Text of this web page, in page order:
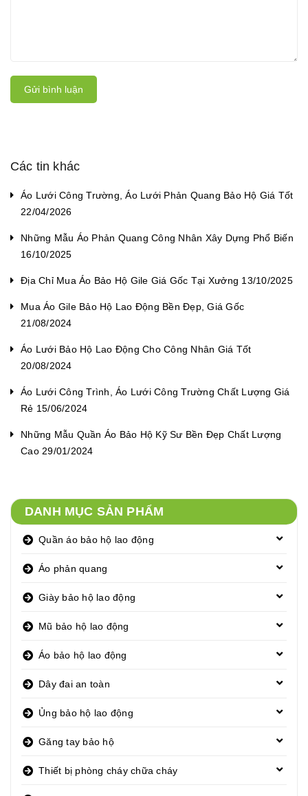
Gửi bình luận
Các tin khác
Áo Lưới Công Trường, Áo Lưới Phản Quang Bảo Hộ Giá Tốt
22/04/2026
Những Mẫu Áo Phản Quang Công Nhân Xây Dựng Phổ Biến
16/10/2025
Địa Chỉ Mua Áo Bảo Hộ Gile Giá Gốc Tại Xưởng 13/10/2025
Mua Áo Gile Bảo Hộ Lao Động Bền Đẹp, Giá Gốc
21/08/2024
Áo Lưới Bảo Hộ Lao Động Cho Công Nhân Giá Tốt
20/08/2024
Áo Lưới Công Trình, Áo Lưới Công Trường Chất Lượng Giá
Rẻ 15/06/2024
Những Mẫu Quần Áo Bảo Hộ Kỹ Sư Bền Đẹp Chất Lượng
Cao 29/01/2024
DANH MỤC SẢN PHẨM
Quần áo bảo hộ lao động
Áo phản quang
Giày bảo hộ lao động
Mũ bảo hộ lao động
Áo bảo hộ lao động
Dây đai an toàn
Ủng bảo hộ lao động
Găng tay bảo hộ
Thiết bị phòng cháy chữa cháy